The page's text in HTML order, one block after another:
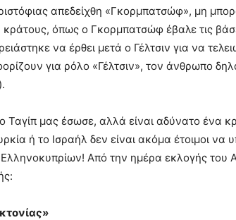
απεδείχθη «Γκορμπατσώφ», μη
κράτους, όπως ο Γκορμπατσώφ έβαλε τις
να έρθει μετά ο Γέλτσιν για να
για ρόλο «Γέλτσιν», τον άνθρωπο
μας έσωσε, αλλά είναι αδύνατο ένα
ή το Ισραήλ δεν είναι ακόμα έτοιμοι να
Από την ημέρα εκλογής του